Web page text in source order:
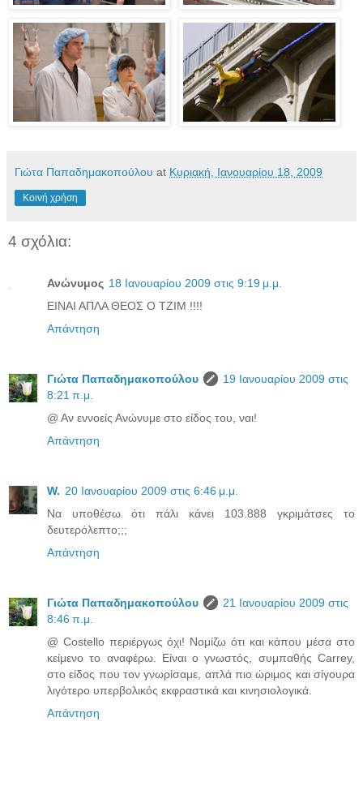
Γιώτα Παπαδημακοπούλου at Κυριακή, Ιανουαρίου 18, 2009
Κοινή χρήση
4 σχόλια:
Ανώνυμος 18 Ιανουαρίου 2009 στις 9:19 μ.μ.
ΕΙΝΑΙ ΑΠΛΑ ΘΕΟΣ Ο ΤΖΙΜ !!!!
Απάντηση
Γιώτα Παπαδημακοπούλου
19 Ιανουαρίου 2009 στις
8:21 π.μ.
@ Αν εννοείς Ανώνυμε στο είδος του, ναι!
Απάντηση
W. 20 Ιανουαρίου 2009 στις 6:46 μ.μ.
Να υποθέσω ότι πάλι κάνει 103.888 γκριμάτσες το
δευτερόλεπτο;;;
Απάντηση
Γιώτα Παπαδημακοπούλου
21 Ιανουαρίου 2009 στις
8:46 π.μ.
@ Costello περιέργως όχι! Νομίζω ότι και κάπου μέσα στο
κείμενο το αναφέρω. Είναι ο γνωστός, συμπαθής Carrey,
στο είδος που τον γνωρίσαμε, απλά πιο ώριμος και σίγουρα
λιγότερο υπερβολικός εκφραστικά και κινησιολογικά.
Απάντηση